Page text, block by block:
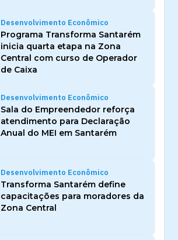
Desenvolvimento Econômico
Programa Transforma Santarém
inicia quarta etapa na Zona
Central com curso de Operador
de Caixa
Desenvolvimento Econômico
Sala do Empreendedor reforça
atendimento para Declaração
Anual do MEI em Santarém
Desenvolvimento Econômico
Transforma Santarém define
capacitações para moradores da
Zona Central